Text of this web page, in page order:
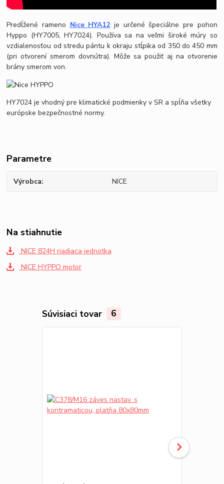
Predĺžené rameno Nice HYA12 je určené špeciálne pre pohon
Hyppo (HY7005, HY7024). Používa sa na veľmi široké múry so
vzdialenosťou od stredu pántu k okraju stĺpika od 350 do 450 mm
(pri otvorení smerom dovnútra). Môže sa použiť aj na otvorenie
brány smerom von.
HY7024 je vhodný pre klimatické podmienky v SR a spĺňa všetky
európske bezpečnostné normy.
Parametre
Výrobca NICE
Na stiahnutie
NICE 824H riadiaca jednotka
NICE HYPPO motor
Súvisiaci tovar 6